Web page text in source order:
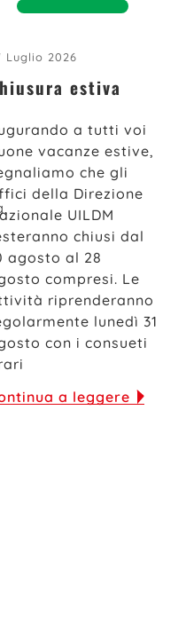
Luglio 2026
estiva
a tutti voi
vacanze estive,
che gli
della Direzione
UILDM
chiusi dal
agosto al 28
compresi. Le
riprenderanno
lunedì 31
con i consueti
a leggere